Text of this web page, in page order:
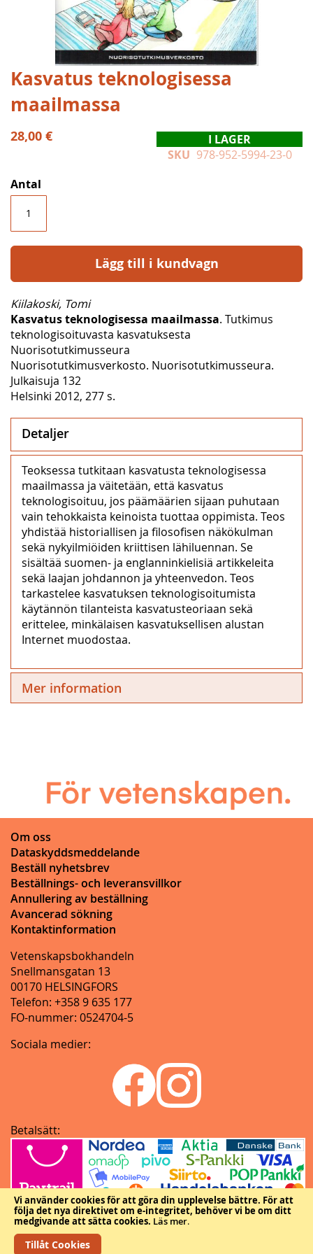
Vi använder cookies för att göra din upplevelse bättre. För att
följa det nya direktivet om e-integritet, behöver vi be om ditt
medgivande att sätta cookies. Läs mer.
Tillåt Cookies
Hoppa
till
början
bildgalleriet
Kasvatus teknologisessa
maailmassa
28,00 €
I LAGER
SKU 978-952-5994-23-0
Antal
Lägg till i kundvagn
Kiilakoski, Tomi
Kasvatus teknologisessa maailmassa. Tutkimus
teknologisoituvasta kasvatuksesta
Nuorisotutkimusseura
Nuorisotutkimusverkosto. Nuorisotutkimusseura.
Julkaisuja 132
Helsinki 2012, 277 s.
Detaljer
Teoksessa tutkitaan kasvatusta teknologisessa
maailmassa ja väitetään, että kasvatus
teknologisoituu, jos päämäärien sijaan puhutaan
vain tehokkaista keinoista tuottaa oppimista. Teos
yhdistää historiallisen ja filosofisen näkökulman
sekä nykyilmiöiden kriittisen lähiluennan. Se
sisältää suomen- ja englanninkielisiä artikkeleita
sekä laajan johdannon ja yhteenvedon. Teos
tarkastelee kasvatuksen teknologisoitumista
käytännön tilanteista kasvatusteoriaan sekä
erittelee, minkälaisen kasvatuksellisen alustan
Internet muodostaa.
Mer information
Om oss
Dataskyddsmeddelande
Beställ nyhetsbrev
Beställnings- och leveransvillkor
Annullering av beställning
Avancerad sökning
Kontaktinformation
Vetenskapsbokhandeln
Snellmansgatan 13
00170 HELSINGFORS
Telefon: +358 9 635 177
FO-nummer: 0524704-5
Sociala medier:
Betalsätt:
Copyright © Vetenskapliga samfundens delegation.